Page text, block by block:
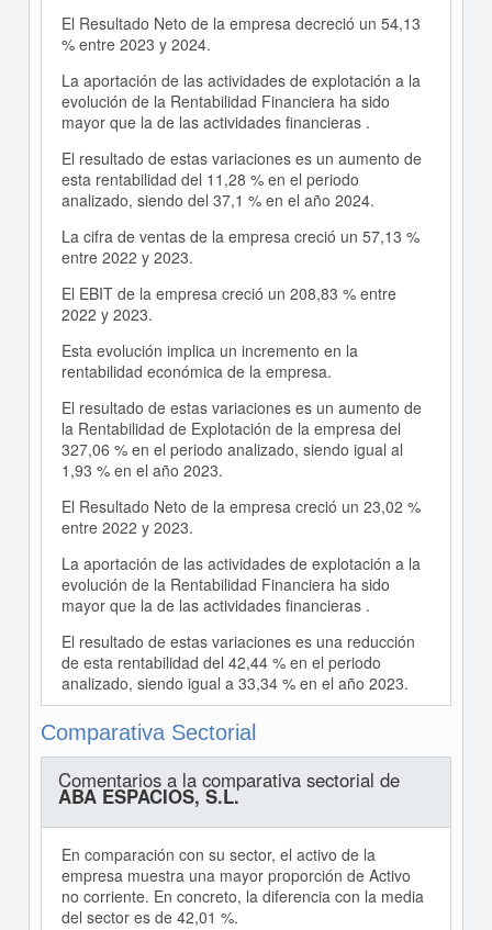
El Resultado Neto de la empresa decreció un 54,13
% entre 2023 y 2024.
La aportación de las actividades de explotación a la
evolución de la Rentabilidad Financiera ha sido
mayor que la de las actividades financieras .
El resultado de estas variaciones es un aumento de
esta rentabilidad del 11,28 % en el periodo
analizado, siendo del 37,1 % en el año 2024.
La cifra de ventas de la empresa creció un 57,13 %
entre 2022 y 2023.
El EBIT de la empresa creció un 208,83 % entre
2022 y 2023.
Esta evolución implica un incremento en la
rentabilidad económica de la empresa.
El resultado de estas variaciones es un aumento de
la Rentabilidad de Explotación de la empresa del
327,06 % en el periodo analizado, siendo igual al
1,93 % en el año 2023.
El Resultado Neto de la empresa creció un 23,02 %
entre 2022 y 2023.
La aportación de las actividades de explotación a la
evolución de la Rentabilidad Financiera ha sido
mayor que la de las actividades financieras .
El resultado de estas variaciones es una reducción
de esta rentabilidad del 42,44 % en el periodo
analizado, siendo igual a 33,34 % en el año 2023.
Comparativa Sectorial
Comentarios a la comparativa sectorial de
ABA ESPACIOS, S.L.
En comparación con su sector, el activo de la
empresa muestra una mayor proporción de Activo
no corriente. En concreto, la diferencia con la media
del sector es de 42,01 %.